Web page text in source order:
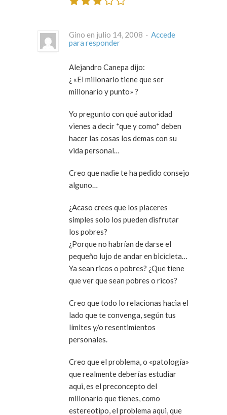
Gino en julio 14, 2008 · Accede
para responder
Alejandro Canepa dijo:
¿ «El millonario tiene que ser
millonario y punto» ?
Yo pregunto con qué autoridad
vienes a decir *que y como* deben
hacer las cosas los demas con su
vida personal…
Creo que nadie te ha pedido consejo
alguno…
¿Acaso crees que los placeres
simples solo los pueden disfrutar
los pobres?
¿Porque no habrían de darse el
pequeño lujo de andar en bicicleta…
Ya sean ricos o pobres? ¿Que tiene
que ver que sean pobres o ricos?
Creo que todo lo relacionas hacia el
lado que te convenga, según tus
límites y/o resentimientos
personales.
Creo que el problema, o «patología»
que realmente deberías estudiar
aqui, es el preconcepto del
millonario que tienes, como
estereotipo, el problema aqui, que